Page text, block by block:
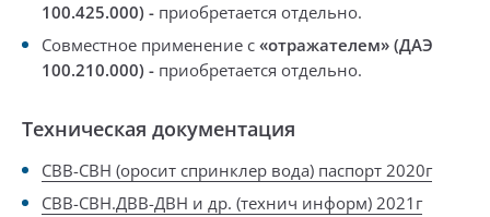
100.425.000) - приобретается отдельно.
Совместное применение с «отражателем» (ДАЭ
100.210.000) - приобретается отдельно.
Техническая документация
СВВ-СВН (оросит спринклер вода) паспорт 2020г
СВВ-СВН.ДВВ-ДВН и др. (технич информ) 2021г